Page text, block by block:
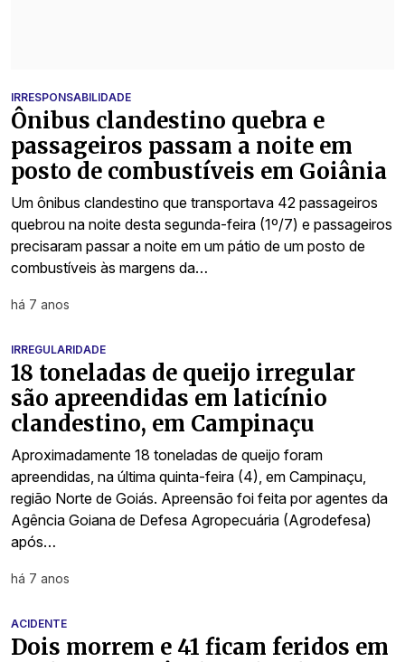
IRRESPONSABILIDADE
Ônibus clandestino quebra e
passageiros passam a noite em
posto de combustíveis em Goiânia
Um ônibus clandestino que transportava 42 passageiros
quebrou na noite desta segunda-feira (1º/7) e passageiros
precisaram passar a noite em um pátio de um posto de
combustíveis às margens da…
há 7 anos
IRREGULARIDADE
18 toneladas de queijo irregular
são apreendidas em laticínio
clandestino, em Campinaçu
Aproximadamente 18 toneladas de queijo foram
apreendidas, na última quinta-feira (4), em Campinaçu,
região Norte de Goiás. Apreensão foi feita por agentes da
Agência Goiana de Defesa Agropecuária (Agrodefesa)
após…
há 7 anos
ACIDENTE
Dois morrem e 41 ficam feridos em